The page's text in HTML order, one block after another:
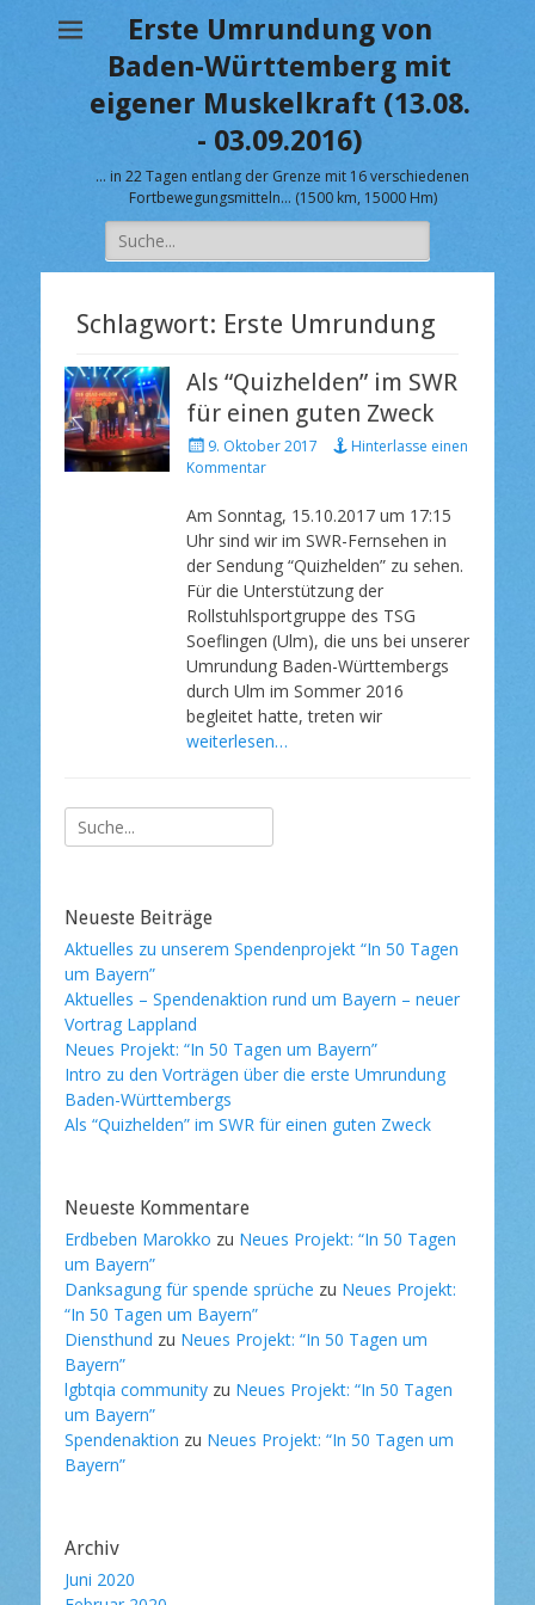
Erste Umrundung von
Baden-Württemberg mit
eigener Muskelkraft (13.08.
- 03.09.2016)
… in 22 Tagen entlang der Grenze mit 16 verschiedenen
Fortbewegungsmitteln… (1500 km, 15000 Hm)
Suche
nach:
Schlagwort: Erste Umrundung
Als “Quizhelden” im SWR
für einen guten Zweck
V
e
ö
f
f
e
n
t
l
i
c
h
t
a
9. Oktober 2017
Hinterlasse einen
Kommentar
Am Sonntag, 15.10.2017 um 17:15
Uhr sind wir im SWR-Fernsehen in
der Sendung “Quizhelden” zu sehen.
Für die Unterstützung der
Rollstuhlsportgruppe des TSG
Soeflingen (Ulm), die uns bei unserer
Umrundung Baden-Württembergs
durch Ulm im Sommer 2016
begleitet hatte, treten wir
weiterlesen…
Suche
nach:
Neueste Beiträge
Aktuelles zu unserem Spendenprojekt “In 50 Tagen
um Bayern”
Aktuelles – Spendenaktion rund um Bayern – neuer
Vortrag Lappland
Neues Projekt: “In 50 Tagen um Bayern”
Intro zu den Vorträgen über die erste Umrundung
Baden-Württembergs
Als “Quizhelden” im SWR für einen guten Zweck
Neueste Kommentare
Erdbeben Marokko zu Neues Projekt: “In 50 Tagen
um Bayern”
Danksagung für spende sprüche zu Neues Projekt:
“In 50 Tagen um Bayern”
Diensthund zu Neues Projekt: “In 50 Tagen um
Bayern”
lgbtqia community zu Neues Projekt: “In 50 Tagen
um Bayern”
Spendenaktion zu Neues Projekt: “In 50 Tagen um
Bayern”
Archiv
Juni 2020